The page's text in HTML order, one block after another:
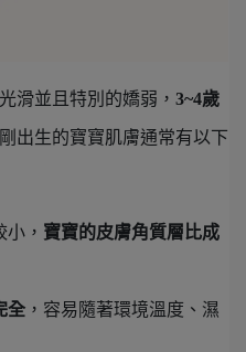
滑並且特別的嬌弱， 3~4歲
剛出生的寶寶肌膚通常有以下
， 寶寶的皮膚角質層比成
全 ，容易隨著環境溫度、濕